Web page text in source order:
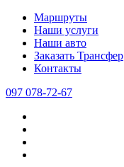
Маршруты
Наши услуги
Наши авто
Заказать Трансфер
Контакты
097 078-72-67